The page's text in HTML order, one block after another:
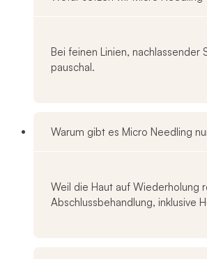
Bei feinen Linien,
pauschal.
Warum gibt es Micro Needling
Weil die Haut auf Wiederholung
Abschlussbehandlung, inklusive